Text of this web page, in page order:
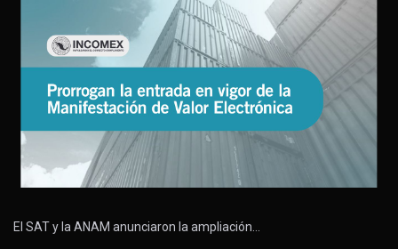
El SAT y la ANAM anunciaron la ampliación…